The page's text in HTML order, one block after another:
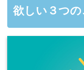
欲しい３つの